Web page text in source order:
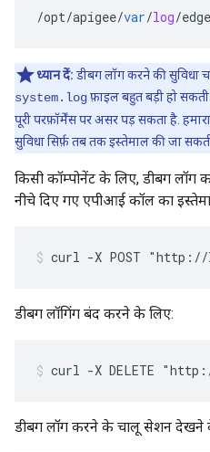
/opt/apigee/var/log/edge
ध्यान दें: डीबग लॉग करने की सुविधा
system.logफ़ाइल बहुत बड़ी हो
पूरी परफ़ॉर्मेंस पर असर पड़ सकता है.
सुविधा सिर्फ़ तब तक इस्तेमाल की जा
किसी कॉम्पोनेंट के लिए, डीबग लॉग
नीचे दिए गए एपीआई कॉल का
curl -X POST
डीबग लॉगिंग बंद करने के लिए:
curl -X DELETE
डीबग लॉग करने के चालू सेशन देखने